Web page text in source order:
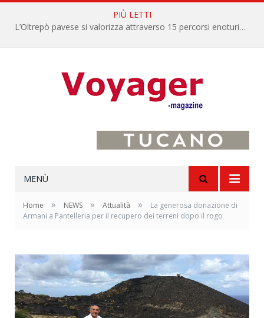
PIÙ LETTI
L’Oltrepò pavese si valorizza attraverso 15 percorsi enoturistici
MENÙ
Home » NEWS » Attualità »
La generosa donazione di
Armani a Pantelleria per il recupero dei terreni dopo il rogo